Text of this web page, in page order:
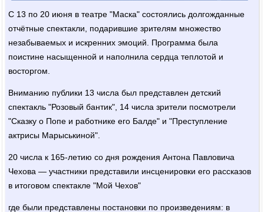
С 13 по 20 июня в театре "Маска" состоялись долгожданные
отчётные спектакли, подарившие зрителям множество
незабываемых и искренних эмоций. Программа была
поистине насыщенной и наполнила сердца теплотой и
восторгом.
Вниманию публики 13 числа был представлен детский
спектакль "Розовый бантик", 14 числа зрители посмотрели
"Сказку о Попе и работнике его Балде" и "Преступление
актрисы Марыськиной".
20 числа к 165-летию со дня рождения Антона Павловича
Чехова — участники представили инсценировки его рассказов
в итоговом спектакле "Мой Чехов"
где были представлены постановки по произведениям: в